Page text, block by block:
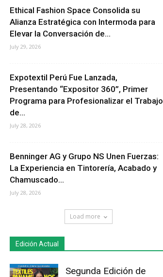
Ethical Fashion Space Consolida su
Alianza Estratégica con Intermoda para
Elevar la Conversación de...
July 29, 2026
Expotextil Perú Fue Lanzada,
Presentando “Expositor 360”, Primer
Programa para Profesionalizar el Trabajo
de...
July 28, 2026
Benninger AG y Grupo NS Unen Fuerzas:
La Experiencia en Tintorería, Acabado y
Chamuscado...
July 28, 2026
Load more
Edición Actual
Segunda Edición de